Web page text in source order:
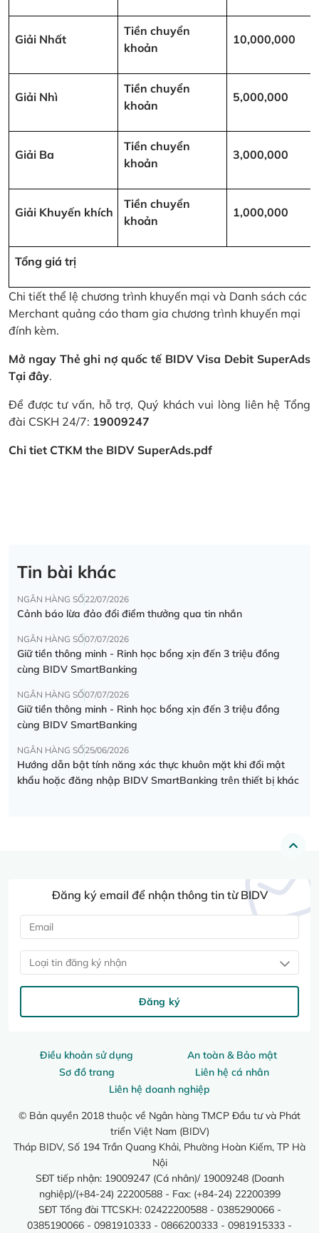
Giải Nhất
Tiền chuyển
khoản
10,000,000
Giải Nhì
Tiền chuyển
khoản
5,000,000
Giải Ba
Tiền chuyển
khoản
3,000,000
Giải Khuyến khích
Tiền chuyển
khoản
1,000,000
Tổng giá trị
Chi tiết thể lệ chương trình khuyến mại và Danh sách các
Merchant quảng cáo tham gia chương trình khuyến mại
đính kèm.
Mở ngay Thẻ ghi nợ quốc tế BIDV Visa Debit SuperAds
Tại đây.
Để được tư vấn, hỗ trợ, Quý khách vui lòng liên hệ Tổng
đài CSKH 24/7: 19009247
Chi tiet CTKM the BIDV SuperAds.pdf
Tin bài khác
NGÂN HÀNG SỐ22/07/2026
Cảnh báo lừa đảo đổi điểm thưởng qua tin nhắn
NGÂN HÀNG SỐ07/07/2026
Giữ tiền thông minh - Rinh học bổng xịn đến 3 triệu đồng
cùng BIDV SmartBanking
NGÂN HÀNG SỐ07/07/2026
Giữ tiền thông minh - Rinh học bổng xịn đến 3 triệu đồng
cùng BIDV SmartBanking
NGÂN HÀNG SỐ25/06/2026
Hướng dẫn bật tính năng xác thực khuôn mặt khi đổi mật
khẩu hoặc đăng nhập BIDV SmartBanking trên thiết bị khác
Điều khoản sử dụng
An toàn & Bảo mật
Sơ đồ trang
Liên hệ cá nhân
Liên hệ doanh nghiệp
© Bản quyền 2018 thuộc về Ngân hàng TMCP Đầu tư và Phát
triển Việt Nam (BIDV)
Tháp BIDV, Số 194 Trần Quang Khải, Phường Hoàn Kiếm, TP Hà
Nội
SĐT tiếp nhận: 19009247 (Cá nhân)/ 19009248 (Doanh
nghiệp)/(+84-24) 22200588 - Fax: (+84-24) 22200399
SĐT Tổng đài TTCSKH: 02422200588 - 0385290066 -
0385190066 - 0981910333 - 0866200333 - 0981915333 -
Đăng ký email để nhận thông tin từ BIDV
Loại tin đăng ký nhận
Đăng ký